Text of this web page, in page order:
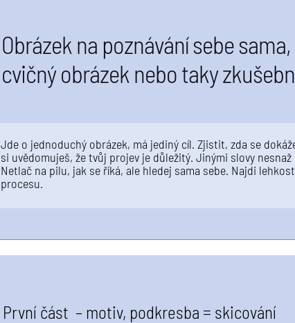
Obrázek na poznávání sebe
cvičný obrázek nebo taky
Jde o jednoduchý obrázek, má jediný cíl. Zjistit, zda se
si uvědomuješ, že tvůj projev je důležitý. Jinými slovy
Netlač na pilu, jak se říká, ale hledej sama sebe. Najdi
procesu.
První část – motiv, podkresba = skicování